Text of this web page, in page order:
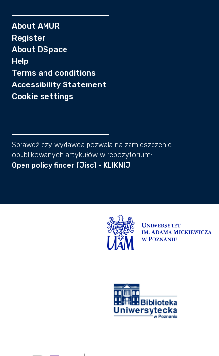
About AMUR
Register
About DSpace
Help
Terms and conditions
Accessibility Statement
Cookie settings
Sprawdź czy wydawca pozwala na zamieszczenie
opublikowanych artykułów w repozytorium:
Open policy finder (Jisc) - KLIKNIJ